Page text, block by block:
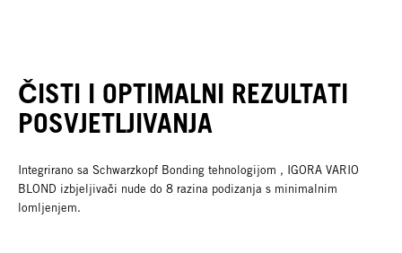
ČISTI I OPTIMALNI REZULTATI
POSVJETLJIVANJA
Integrirano sa Schwarzkopf Bonding tehnologijom , IGORA VARIO
BLOND izbjeljivači nude do 8 razina podizanja s minimalnim
lomljenjem.